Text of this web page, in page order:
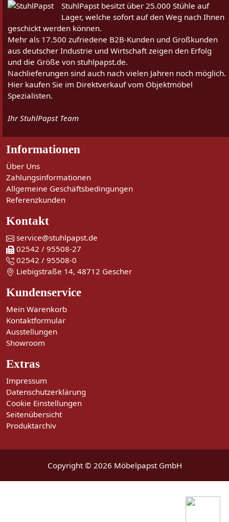
StuhlPapst besitzt über 25.000 Stühle auf
Lager, welche sofort auf den Weg nach Ihnen
geschickt werden können.
Mehr als 17.500 zufriedene B2B-Kunden und Großkunden
aus deutscher Industrie und Wirtschaft zeigen den Erfolg
und die Größe von stuhlpapst.de.
Nachlieferungen sind auch nach vielen Jahren noch möglich.
Hier kaufen Sie im Direktverkauf vom Objektmöbel
Spezialisten.
Ihr StuhlPapst Team
Informationen
Über Uns
Zahlungsinformationen
Allgemeine Geschäftsbedingungen
Referenzkunden
Kontakt
service@stuhlpapst.de
02542 / 95508-27
02542 / 95508-0
Liebigstraße 14, 48712 Gescher
Kundenservice
Mein Warenkorb
Kontaktformular
Ausstellungen
Showroom
Extras
Impressum
Datenschutzerklärung
Cookie Einstellungen
Seitenübersicht
Produktarchiv
Copyright © 2026 Möbelpapst GmbH